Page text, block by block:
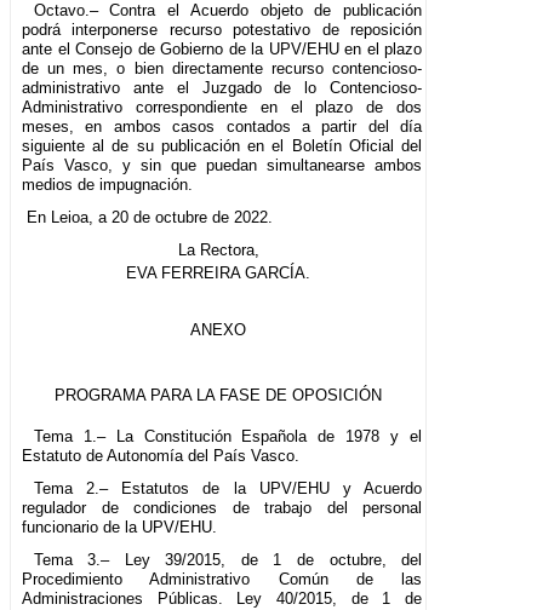
Octavo.– Contra el Acuerdo objeto de publicación
podrá interponerse recurso potestativo de reposición
ante el Consejo de Gobierno de la UPV/EHU en el plazo
de un mes, o bien directamente recurso contencioso-
administrativo ante el Juzgado de lo Contencioso-
Administrativo correspondiente en el plazo de dos
meses, en ambos casos contados a partir del día
siguiente al de su publicación en el Boletín Oficial del
País Vasco, y sin que puedan simultanearse ambos
medios de impugnación.
En Leioa, a 20 de octubre de 2022.
La Rectora,
EVA FERREIRA GARCÍA.
ANEXO
PROGRAMA PARA LA FASE DE OPOSICIÓN
Tema 1.– La Constitución Española de 1978 y el
Estatuto de Autonomía del País Vasco.
Tema 2.– Estatutos de la UPV/EHU y Acuerdo
regulador de condiciones de trabajo del personal
funcionario de la UPV/EHU.
Tema 3.– Ley 39/2015, de 1 de octubre, del
Procedimiento Administrativo Común de las
Administraciones Públicas. Ley 40/2015, de 1 de